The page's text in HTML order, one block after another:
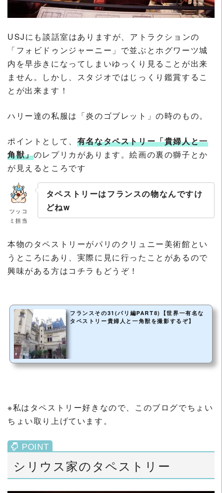
USJにも談話室はありますが、アトラクションの
「フォビドゥンジャーニー」で並ぶとホグワーツ城
内を早歩きになってしまいゆっくり見ることが出来
ません。しかし、スタジオではじっくり鑑賞するこ
とが出来ます！
ハリー達の私服は「炎のゴブレット」の時のもの。
ポイントとして、 有名なタペストリー「貴婦人と一
角獣」のレプリカがあります。絵画の裏の獅子とか
が見えるところです
ツッコ
ミ担当
タペストリーはフランスの物なんですけ
どねw
本物のタペストリーがパリのクリュニー美術館とい
うところにあり、実際に見に行ったことがあるので
興味がある方はコチラもどうぞ！
フランスその31(パリ編PART8)【世界一有名な
タペストリー貴婦人と一角獣を撮影するぞ】
※私はタペストリー好きなので、このブログでちょい
ちょい取り上げています。
シリウス家のタペストリー